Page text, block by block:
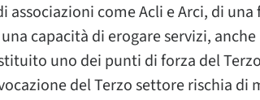
associazioni come Acli e Arci, di
capacità di erogare servizi,
uno dei punti di forza del
del Terzo settore rischia di